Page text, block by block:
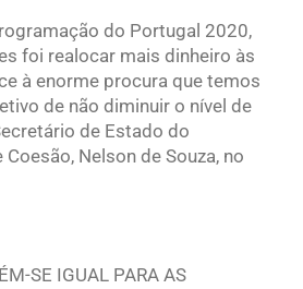
do Portugal 2020,
foi realocar mais dinheiro às
à enorme procura que temos
de não diminuir o nível de
de Estado do
Nelson de Souza, no
SE IGUAL PARA AS